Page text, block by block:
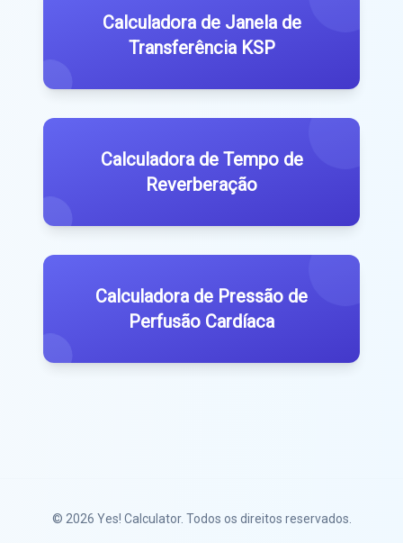
Calculadora de Janela de
Transferência KSP
Calculadora de Tempo de
Reverberação
Calculadora de Pressão de
Perfusão Cardíaca
© 2026 Yes! Calculator. Todos os direitos reservados.